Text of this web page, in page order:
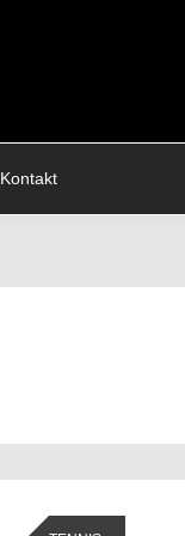
Kontakt